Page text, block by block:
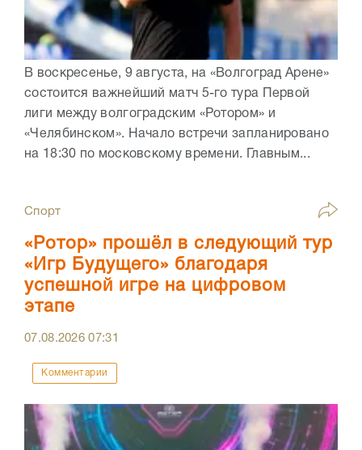
В воскресенье, 9 августа, на «Волгоград Арене»
состоится важнейший матч 5-го тура Первой
лиги между волгоградским «Ротором» и
«Челябинском». Начало встречи запланировано
на 18:30 по московскому времени. Главным...
Спорт
«Ротор» прошёл в следующий тур
«Игр Будущего» благодаря
успешной игре на цифровом
этапе
07.08.202607:31
Комментарии